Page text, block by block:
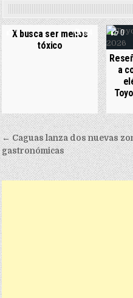
0 164
X busca ser menos
tóxico
0
a
Post navigation
← Caguas lanza dos nuevas
gastronómicas